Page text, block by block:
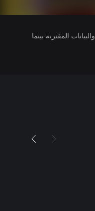
يتلقى ناشرو الألعاب التي تقوم بتشغيلها وصولاً إلى معلومات ملف تعريفك في Xbox والبيانات المقترنة بينما